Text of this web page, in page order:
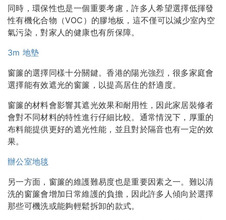
同時，環保性也是一個重要考慮，許多人希望選擇低揮發
性有機化合物（VOC）的膠地板，這不僅可以減少室內空
氣污染，對家人的健康也有所保障。
3m 地墊
窗簾的選擇同樣十分關鍵。香港的陽光強烈，很多家庭會
選擇能有效遮光的窗簾，以提高居住的舒適度。
窗簾的材料會影響其遮光效果和耐用性，因此家居裝修者
會對不同材料的特性進行仔細比較。通常情況下，厚重的
布料能提供更好的遮光性能，並且對於隔音也有一定的效
果。
辦公室地毯
另一方面，窗簾的維護難易度也是重要因素之一。難以清
洗的窗簾會增加日常維護的負擔，因此許多人傾向於選擇
那些可機洗或能夠輕鬆拆卸的款式。